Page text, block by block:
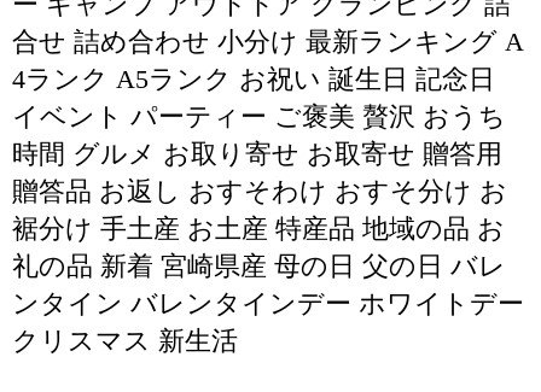
合せ 詰め合わせ 小分け 最新ランキング A
4ランク A5ランク お祝い 誕生日 記念日
イベント パーティー ご褒美 贅沢 おうち
時間 グルメ お取り寄せ お取寄せ 贈答用
贈答品 お返し おすそわけ おすそ分け お
裾分け 手土産 お土産 特産品 地域の品 お
礼の品 新着 宮崎県産 母の日 父の日 バレ
ンタイン バレンタインデー ホワイトデー
クリスマス 新生活